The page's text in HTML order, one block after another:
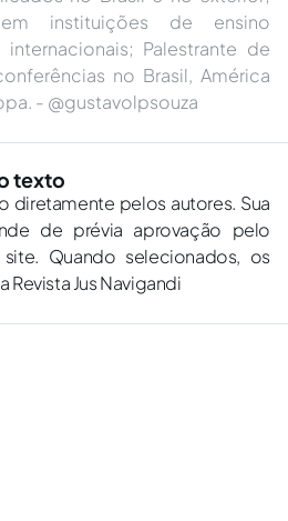
instituições de ensino
Palestrante de
no Brasil, América
- @gustavolpsouza
texto
diretamente pelos autores. Sua
de prévia aprovação pelo
Quando selecionados, os
Jus Navigandi